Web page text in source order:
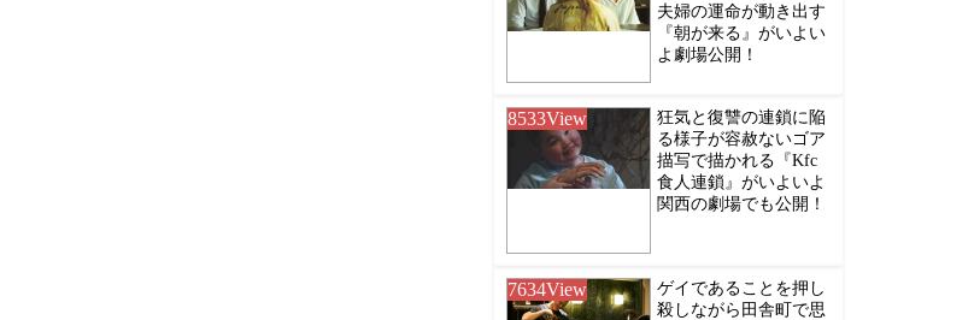
夫婦の運命が動き出す
『朝が来る』がいよい
よ劇場公開！
8533View
狂気と復讐の連鎖に陥
る様子が容赦ないゴア
描写で描かれる『Kfc
食人連鎖』がいよいよ
関西の劇場でも公開！
7634View
ゲイであることを押し
殺しながら田舎町で思